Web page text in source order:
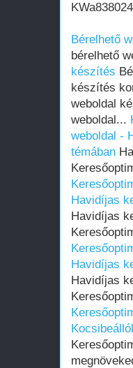
Bérelhető
bérelhető
készítés
készítés
weboldal
weboldal...
weboldal -
témában
Havidíjas
Havidíjas
Havidíjas
Havidíjas